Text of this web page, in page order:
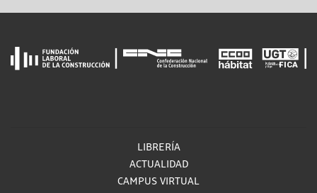
LIBRERÍA
ACTUALIDAD
CAMPUS VIRTUAL